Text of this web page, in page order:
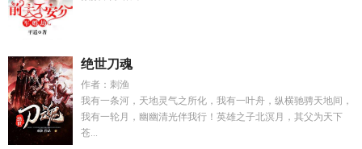
绝世刀魂
作者：刺渔
我有一条河，天地灵气之所化，我有一叶舟，纵横驰骋天地间，
我有一轮月，幽幽清光伴我行！英雄之子北溟月，其父为天下
苍...